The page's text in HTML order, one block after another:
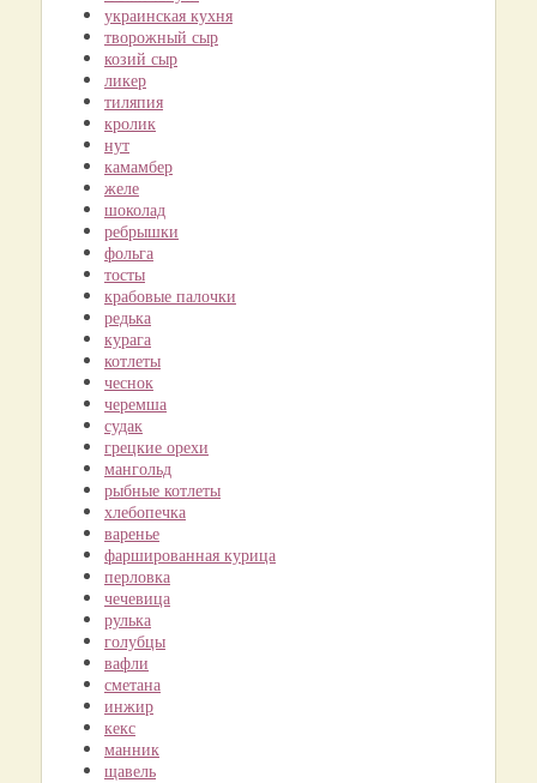
украинская кухня
творожный сыр
козий сыр
ликер
тиляпия
кролик
нут
камамбер
желе
шоколад
ребрышки
фольга
тосты
крабовые палочки
редька
курага
котлеты
чеснок
черемша
судак
грецкие орехи
мангольд
рыбные котлеты
хлебопечка
варенье
фаршированная курица
перловка
чечевица
рулька
голубцы
вафли
сметана
инжир
кекс
манник
щавель